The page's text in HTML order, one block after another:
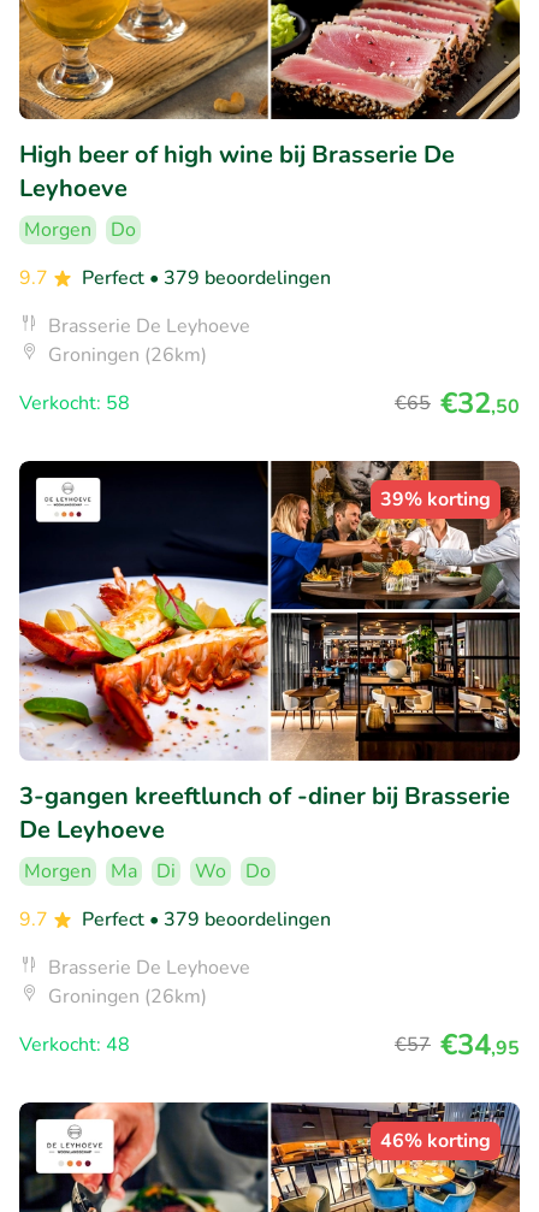
High beer of high wine bij Brasserie De
Leyhoeve
Morgen
Do
9.7
Perfect • 379 beoordelingen
Brasserie De Leyhoeve
Groningen (26km)
Verkocht: 58
€65 €32,50
39% korting
3-gangen kreeftlunch of -diner bij Brasserie
De Leyhoeve
Morgen Ma Di Wo
Do
9.7
Perfect • 379 beoordelingen
Brasserie De Leyhoeve
Groningen (26km)
Verkocht: 48
€57 €34,95
46% korting